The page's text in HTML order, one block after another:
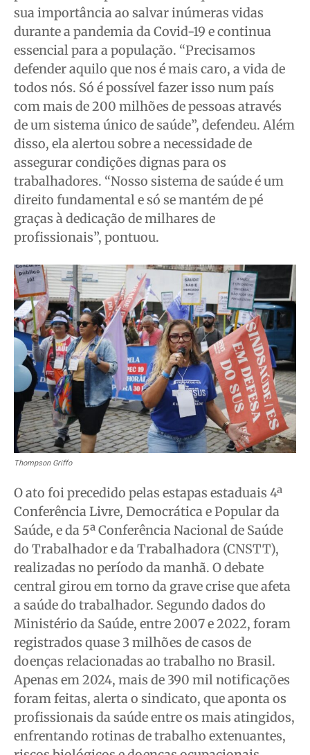
sua importância ao salvar inúmeras vidas
durante a pandemia da Covid-19 e continua
essencial para a população. “Precisamos
defender aquilo que nos é mais caro, a vida de
todos nós. Só é possível fazer isso num país
com mais de 200 milhões de pessoas através
de um sistema único de saúde”, defendeu. Além
disso, ela alertou sobre a necessidade de
assegurar condições dignas para os
trabalhadores. “Nosso sistema de saúde é um
direito fundamental e só se mantém de pé
graças à dedicação de milhares de
profissionais”, pontuou.
Thompson Griffo
O ato foi precedido pelas estapas estaduais 4ª
Conferência Livre, Democrática e Popular da
Saúde, e da 5ª Conferência Nacional de Saúde
do Trabalhador e da Trabalhadora (CNSTT),
realizadas no período da manhã. O debate
central girou em torno da grave crise que afeta
a saúde do trabalhador. Segundo dados do
Ministério da Saúde, entre 2007 e 2022, foram
registrados quase 3 milhões de casos de
doenças relacionadas ao trabalho no Brasil.
Apenas em 2024, mais de 390 mil notificações
foram feitas, alerta o sindicato, que aponta os
profissionais da saúde entre os mais atingidos,
enfrentando rotinas de trabalho extenuantes,